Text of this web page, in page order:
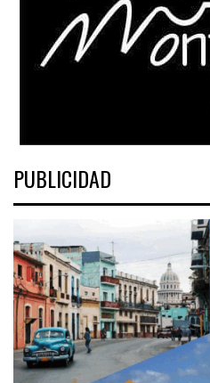
PUBLICIDAD